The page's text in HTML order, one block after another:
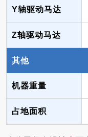
Y轴驱动马达
Z轴驱动马达
其他
机器重量
占地面积